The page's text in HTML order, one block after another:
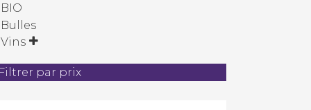
BIO
Bulles
Vins
Filtrer par prix